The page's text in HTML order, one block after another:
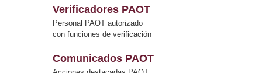
Verificadores PAOT
Personal PAOT autorizado
con funciones de verificación
Comunicados PAOT